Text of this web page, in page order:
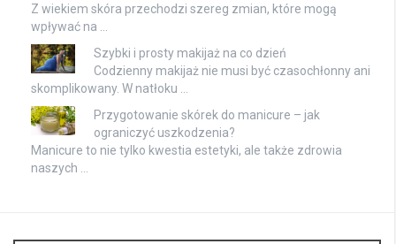
Z wiekiem skóra przechodzi szereg zmian, które mogą
wpływać na …
Szybki i prosty makijaż na co dzień
Codzienny makijaż nie musi być czasochłonny ani
skomplikowany. W natłoku …
Przygotowanie skórek do manicure – jak
ograniczyć uszkodzenia?
Manicure to nie tylko kwestia estetyki, ale także zdrowia
naszych …